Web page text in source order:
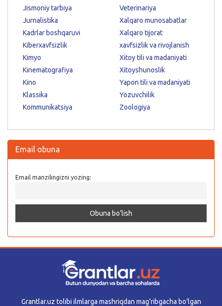
Jismoniy tarbiya
Jurnalistika
Kadrlar boshqaruvi
Kiberxavfsizlik
Kimyo
Kinematografiya
Kino
Klassika
Kommunikatsiya
Veterinariya
Xalqaro munosabatlar
Xalqaro tijorat
xavfsizlik va rivojlanish
Xitoy tili va madaniyati
Xitoyshunoslik
Yapon tili va madaniyati
Yozuvchilik
Zoologiya
Email obuna
Email manzilingizni yozing:
Grantlar.uz tolibi ilmlarga mashriqdan mag’ribgacha bo’lgan